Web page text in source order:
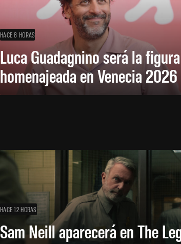
HACE 8 HORAS
Luca Guadagnino será la figura
homenajeada en Venecia 2026
HACE 12 HORAS
Sam Neill aparecerá en The